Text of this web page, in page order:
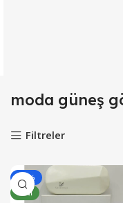
moda güneş
Filtreler
-15%
YENI